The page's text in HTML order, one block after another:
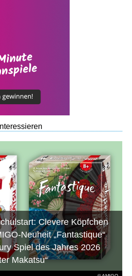
Clevere Köpfchen
Neuheit „Fantastique“
Spiel des Jahres 2026
Makatsu“